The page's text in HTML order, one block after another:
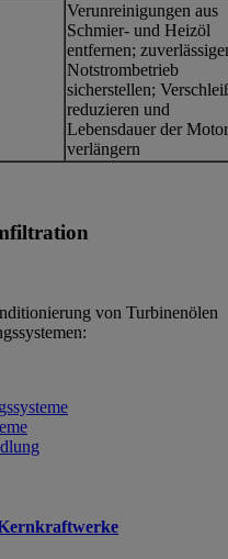
Verunreinigungen aus
Schmier- und Heizöl
entfernen;
Notstrombetrieb
sicherstellen;
reduzieren und
Lebensdauer der
verlängern
von Turbinenölen